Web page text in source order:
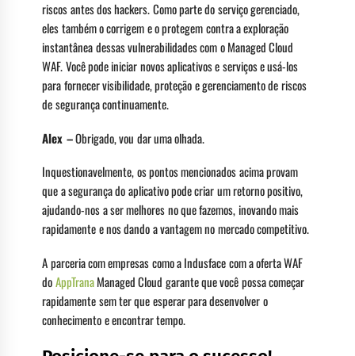
riscos antes dos hackers. Como parte do serviço gerenciado,
eles também o corrigem e o protegem contra a exploração
instantânea dessas vulnerabilidades com o Managed Cloud
WAF. Você pode iniciar novos aplicativos e serviços e usá-los
para fornecer visibilidade, proteção e gerenciamento de riscos
de segurança continuamente.
Alex –Obrigado, vou dar uma olhada.
Inquestionavelmente, os pontos mencionados acima provam
que a segurança do aplicativo pode criar um retorno positivo,
ajudando-nos a ser melhores no que fazemos, inovando mais
rapidamente e nos dando a vantagem no mercado competitivo.
A parceria com empresas como a Indusface com a oferta WAF
doAppTranaManaged Cloud garante que você possa começar
rapidamente sem ter que esperar para desenvolver o
conhecimento e encontrar tempo.